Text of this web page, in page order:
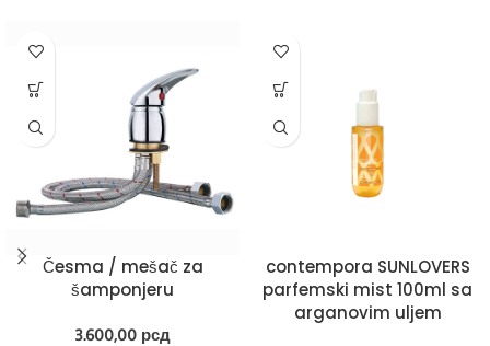
Česma / mešač za
šamponjeru
3.600,00 рсд
contempora SUNLOVERS
parfemski mist 100ml sa
arganovim uljem